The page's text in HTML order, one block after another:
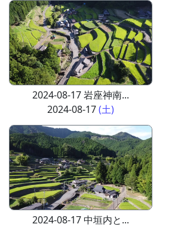
2024-08-17 岩座神南...
2024-08-17(土)
2024-08-17 中垣内と...